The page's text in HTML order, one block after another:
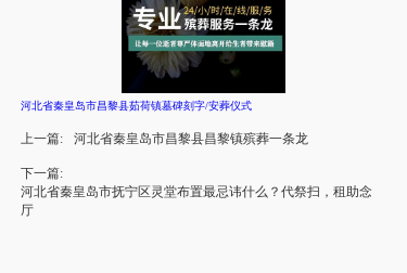
河北省秦皇岛市昌黎县茹荷镇墓碑刻字/安葬仪式
上一篇: 河北省秦皇岛市昌黎县昌黎镇殡葬一条龙
下一篇:
河北省秦皇岛市抚宁区灵堂布置最忌讳什么？代祭扫，租助念
厅